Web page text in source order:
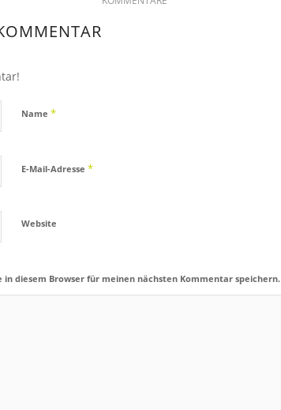
Name*
E-Mail-Adresse*
Website
in diesem Browser für meinen nächsten Kommentar speichern.